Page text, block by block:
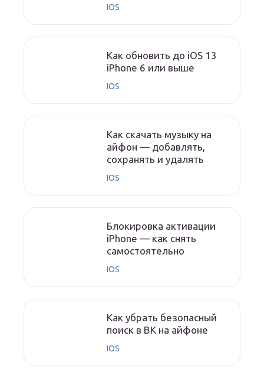
IOS
Как обновить до iOS 13
iPhone 6 или выше
IOS
Как скачать музыку на
айфон — добавлять,
сохранять и удалять
IOS
Блокировка активации
iPhone — как снять
самостоятельно
IOS
Как убрать безопасный
поиск в ВК на айфоне
IOS